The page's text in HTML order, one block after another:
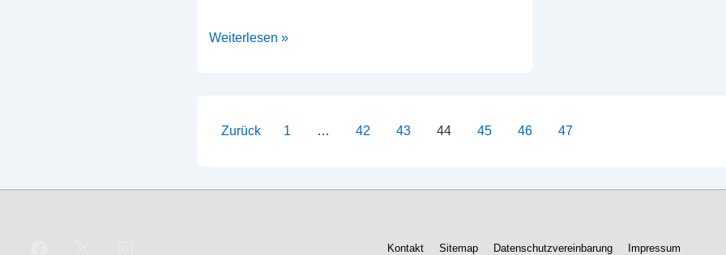
Die
Pfeile
Weiterlesen »
Seitennummerierung
Beiträge
Zurück 1 … 42 43 44 45 46 47
Kontakt Sitemap Datenschutzvereinbarung Impressum